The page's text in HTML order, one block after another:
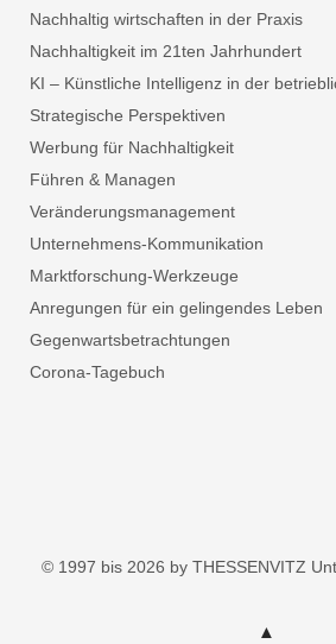
Nachhaltig wirtschaften in der Praxis
Nachhaltigkeit im 21ten Jahrhundert
KI – Künstliche Intelligenz in der
Strategische Perspektiven
Werbung für Nachhaltigkeit
Führen & Managen
Veränderungsmanagement
Unternehmens-Kommunikation
Marktforschung-Werkzeuge
Anregungen für ein gelingendes Leben
Gegenwartsbetrachtungen
Corona-Tagebuch
© 1997 bis 2026 by THESSENVITZ